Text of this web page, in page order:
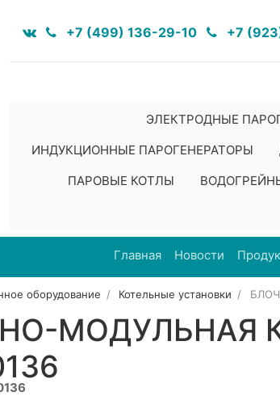
+7 (499) 136-29-10 +7
ЭЛЕКТРОДНЫЕ
ИНДУКЦИОННЫЕ ПАРОГЕНЕРАТОРЫ
ПАРОВЫЕ КОТЛЫ
Главная Новости
оборудование Котельные установки
МОДУЛЬНАЯ